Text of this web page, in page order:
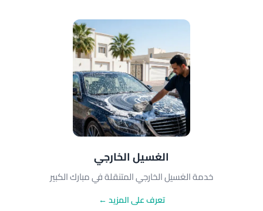
الغسيل الخارجي
خدمة الغسيل الخارجي المتنقلة في مبارك الكبير
تعرف على المزيد ←